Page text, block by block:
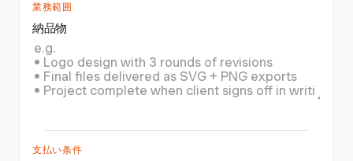
業務範囲
納品物
支払い条件